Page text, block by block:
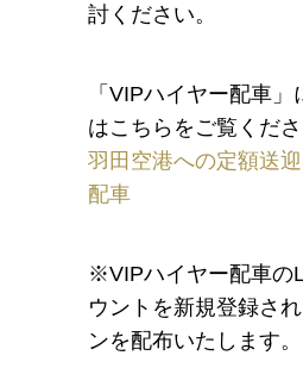
討ください。
「VIPハイヤー配車」
はこちらをご覧くださ
羽田空港への定額送
配車
※VIPハイヤー配車の
ウントを新規登録さ
ンを配布いたします。